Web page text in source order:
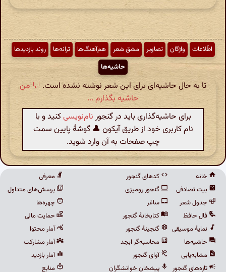
اطّلاعات واژگان تصاویر مشق شعر هم‌آهنگ‌ها ترانه‌ها
روند بازدیدها
حاشیه‌ها
تا به حال حاشیه‌ای برای این شعر نوشته نشده است. 💬 من
حاشیه بگذارم ...
برای حاشیه‌گذاری باید در گنجور نام‌نویسیکنید و با
نام کاربری خود از طریق آیکون 👤 گوشهٔ پایین سمت
چپ صفحات به آن وارد شوید.
خانه
بیت تصادفی
جدول شعر
فال حافظ
نمایهٔ موسیقی
حاشیه‌ها
مشابه‌یابی
تازه‌های گنجور
کدهای گنجور
گنجور رومیزی
ساغر
کتابخانهٔ گنجور
گنجینهٔ گنجور
محاسبه‌گر ابجد
آوای گنجور
پیشخان خوانشگران
معرفی
پرسش‌های متداول
چهره‌ها
حمایت مالی
آمار محتوا
آمار مشارکت
آمار بازدید
منابع